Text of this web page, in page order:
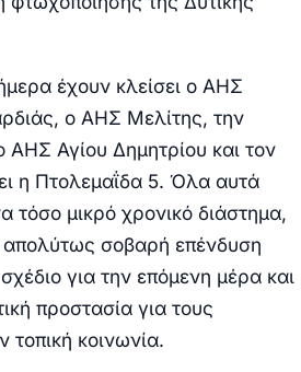
έχουν κλείσει ο ΑΗΣ
ο ΑΗΣ Μελίτης, την
ΑΗΣ Αγίου Δημητρίου και τον
η Πτολεμαΐδα 5. Όλα αυτά
τόσο μικρό χρονικό διάστημα,
απολύτως σοβαρή επένδυση
για την επόμενη μέρα και
προστασία για τους
τοπική κοινωνία.